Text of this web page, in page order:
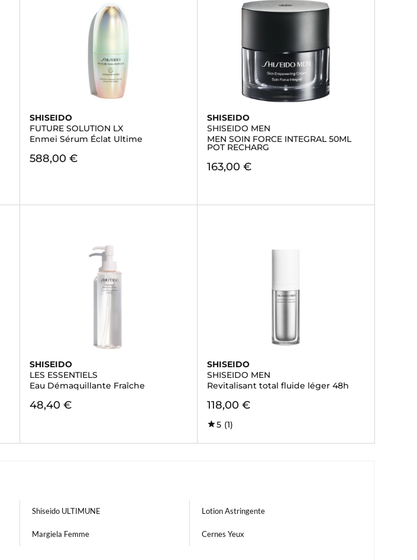
SHISEIDO
FUTURE SOLUTION LX
Enmei Sérum Éclat Ultime
588,00 €
SHISEIDO
SHISEIDO MEN
MEN SOIN FORCE INTEGRAL 50ML
POT RECHARG
163,00 €
SHISEIDO
LES ESSENTIELS
Eau Démaquillante Fraîche
48,40 €
SHISEIDO
SHISEIDO MEN
Revitalisant total fluide léger 48h
118,00 €
5 (1)
Shiseido ULTIMUNE Lotion Astringente
Margiela Femme Cernes Yeux